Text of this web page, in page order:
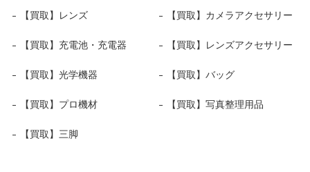
【買取】レンズ 【買取】カメラアクセサリー
【買取】充電池・充電器 【買取】レンズアクセサリー
【買取】光学機器 【買取】バッグ
【買取】プロ機材 【買取】写真整理用品
【買取】三脚